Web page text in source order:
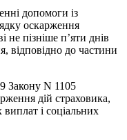
допомоги із
оскарження
не пізніше п’яти днів
відповідно до частини
Закону N 1105
дій страховика,
і соціальних